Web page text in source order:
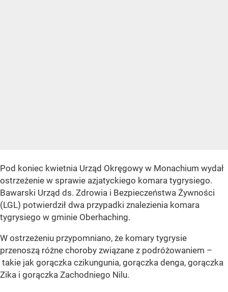
Pod koniec kwietnia Urząd Okręgowy w Monachium wydał
ostrzeżenie w sprawie azjatyckiego komara tygrysiego.
Bawarski Urząd ds. Zdrowia i Bezpieczeństwa Żywności
(LGL) potwierdził dwa przypadki znalezienia komara
tygrysiego w gminie Oberhaching.
W ostrzeżeniu przypomniano, że komary tygrysie
przenoszą różne choroby związane z podróżowaniem –
takie jak gorączka czikungunia, gorączka denga, gorączka
Zika i gorączka Zachodniego Nilu.